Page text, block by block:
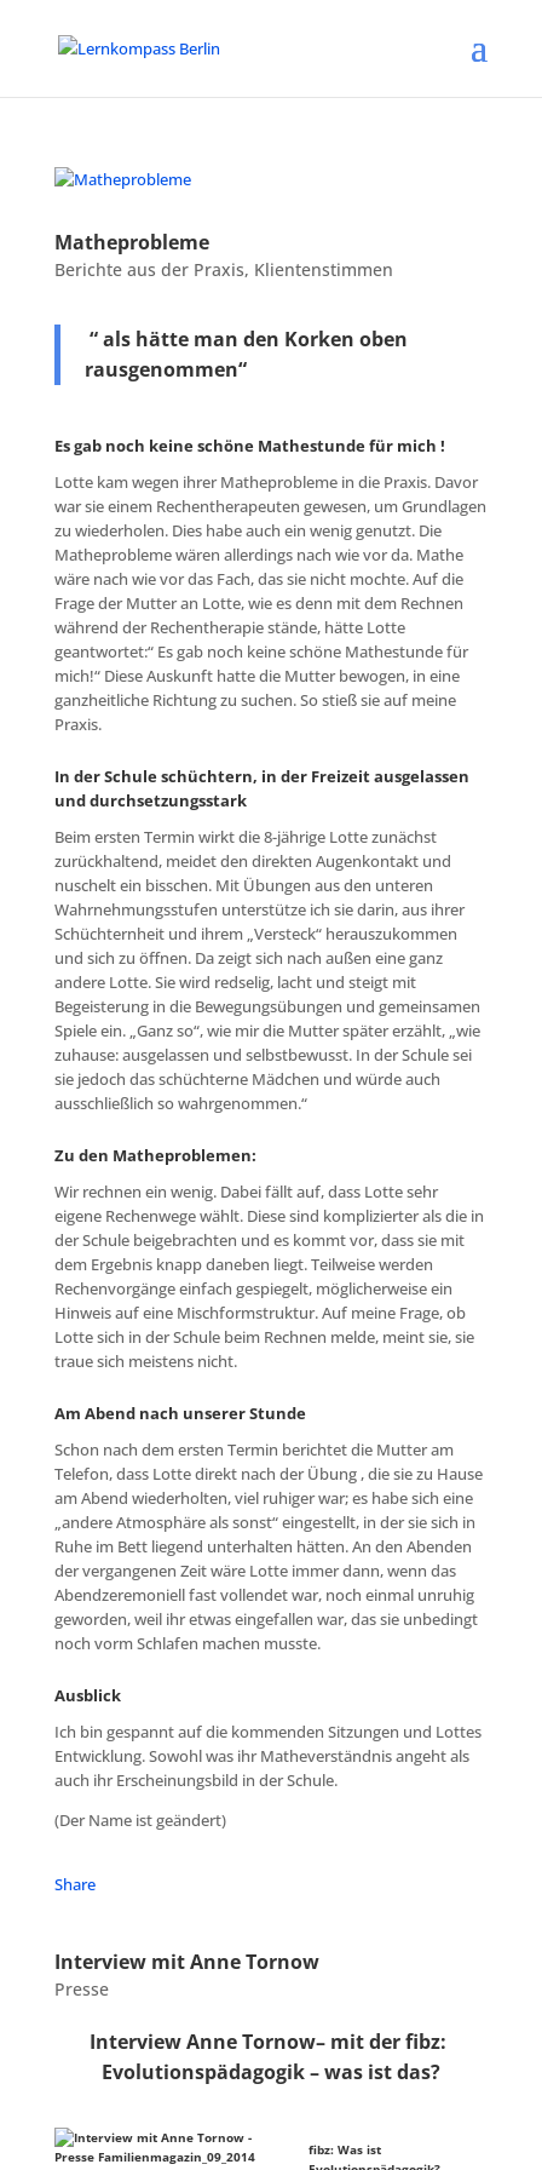
Matheprobleme
Berichte aus der Praxis, Klientenstimmen
“ als hätte man den Korken oben
rausgenommen“
Es gab noch keine schöne Mathestunde für mich !
Lotte kam wegen ihrer Matheprobleme in die Praxis. Davor
war sie einem Rechentherapeuten gewesen, um Grundlagen
zu wiederholen. Dies habe auch ein wenig genutzt. Die
Matheprobleme wären allerdings nach wie vor da. Mathe
wäre nach wie vor das Fach, das sie nicht mochte. Auf die
Frage der Mutter an Lotte, wie es denn mit dem Rechnen
während der Rechentherapie stände, hätte Lotte
geantwortet:“ Es gab noch keine schöne Mathestunde für
mich!“ Diese Auskunft hatte die Mutter bewogen, in eine
ganzheitliche Richtung zu suchen. So stieß sie auf meine
Praxis.
In der Schule schüchtern, in der Freizeit ausgelassen
und durchsetzungsstark
Beim ersten Termin wirkt die 8-jährige Lotte zunächst
zurückhaltend, meidet den direkten Augenkontakt und
nuschelt ein bisschen. Mit Übungen aus den unteren
Wahrnehmungsstufen unterstütze ich sie darin, aus ihrer
Schüchternheit und ihrem „Versteck“ herauszukommen
und sich zu öffnen. Da zeigt sich nach außen eine ganz
andere Lotte. Sie wird redselig, lacht und steigt mit
Begeisterung in die Bewegungsübungen und gemeinsamen
Spiele ein. „Ganz so“, wie mir die Mutter später erzählt, „wie
zuhause: ausgelassen und selbstbewusst. In der Schule sei
sie jedoch das schüchterne Mädchen und würde auch
ausschließlich so wahrgenommen.“
Zu den Matheproblemen:
Wir rechnen ein wenig. Dabei fällt auf, dass Lotte sehr
eigene Rechenwege wählt. Diese sind komplizierter als die in
der Schule beigebrachten und es kommt vor, dass sie mit
dem Ergebnis knapp daneben liegt. Teilweise werden
Rechenvorgänge einfach gespiegelt, möglicherweise ein
Hinweis auf eine Mischformstruktur. Auf meine Frage, ob
Lotte sich in der Schule beim Rechnen melde, meint sie, sie
traue sich meistens nicht.
Am Abend nach unserer Stunde
Schon nach dem ersten Termin berichtet die Mutter am
Telefon, dass Lotte direkt nach der Übung , die sie zu Hause
am Abend wiederholten, viel ruhiger war; es habe sich eine
„andere Atmosphäre als sonst“ eingestellt, in der sie sich in
Ruhe im Bett liegend unterhalten hätten. An den Abenden
der vergangenen Zeit wäre Lotte immer dann, wenn das
Abendzeremoniell fast vollendet war, noch einmal unruhig
geworden, weil ihr etwas eingefallen war, das sie unbedingt
noch vorm Schlafen machen musste.
Ausblick
Ich bin gespannt auf die kommenden Sitzungen und Lottes
Entwicklung. Sowohl was ihr Matheverständnis angeht als
auch ihr Erscheinungsbild in der Schule.
(Der Name ist geändert)
Share
Interview mit Anne Tornow
Presse
Interview Anne Tornow– mit der fibz:
Evolutionspädagogik – was ist das?
fibz: Was ist